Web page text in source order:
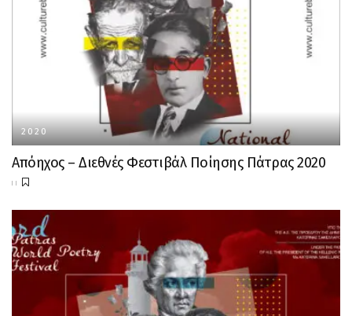
2020
Απόηχος – Διεθνές Φεστιβάλ Ποίησης Πάτρας 2020